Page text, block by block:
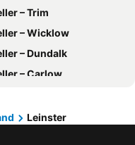
– Region Sjælland
– Italien
– Sverige
– Skåne län
– Spanien
– Trim
– Wicklow
– Dundalk
– Carlow
– Offaly
Leinster